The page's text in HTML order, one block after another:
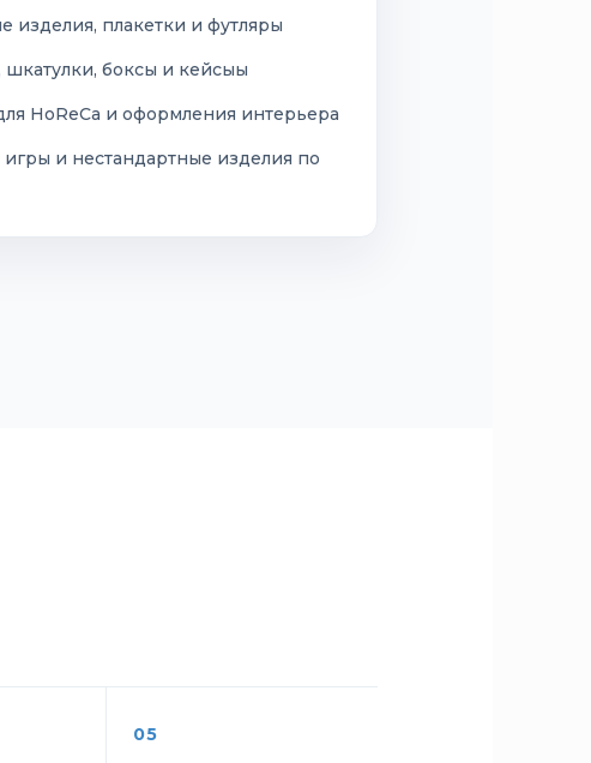
изделия, плакетки и футляры
шкатулки, боксы и кейсыы
HoReCa и оформления интерьера
игры и нестандартные изделия по
05